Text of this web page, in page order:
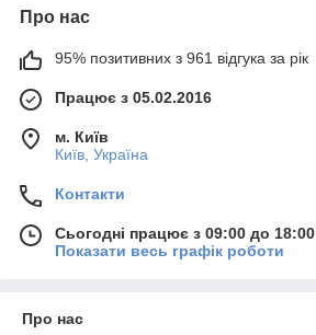
Про нас
95% позитивних з 961 відгука за рік
Працює з 05.02.2016
м. Київ
Київ, Україна
Контакти
Сьогодні працює з 09:00 до 18:00
Показати весь графік роботи
Про нас